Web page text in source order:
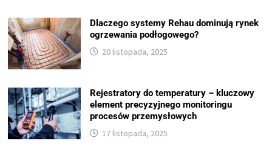
Dlaczego systemy Rehau dominują rynek
ogrzewania podłogowego?
20 listopada, 2025
Rejestratory do temperatury – kluczowy
element precyzyjnego monitoringu
procesów przemysłowych
17 listopada, 2025